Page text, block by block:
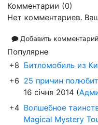
Комментарии (0)
Нет комментариев.
Добавить комментарий
Популярне
+8 Битломобиль из
+6 25 причин
16 січня 2014 (
+4 Волшебное
Magical Mystery